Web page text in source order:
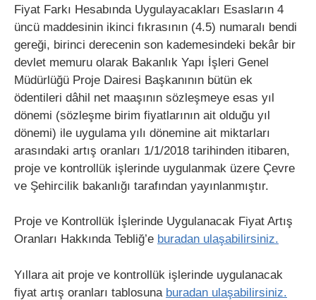
Fiyat Farkı Hesabında Uygulayacakları Esasların 4
üncü maddesinin ikinci fıkrasının (4.5) numaralı bendi
gereği, birinci derecenin son kademesindeki bekâr bir
devlet memuru olarak Bakanlık Yapı İşleri Genel
Müdürlüğü Proje Dairesi Başkanının bütün ek
ödentileri dâhil net maaşının sözleşmeye esas yıl
dönemi (sözleşme birim fiyatlarının ait olduğu yıl
dönemi) ile uygulama yılı dönemine ait miktarları
arasındaki artış oranları 1/1/2018 tarihinden itibaren,
proje ve kontrollük işlerinde uygulanmak üzere Çevre
ve Şehircilik bakanlığı tarafından yayınlanmıştır.
Proje ve Kontrollük İşlerinde Uygulanacak Fiyat Artış
Oranları Hakkında Tebliğ’e buradan ulaşabilirsiniz.
Yıllara ait proje ve kontrollük işlerinde uygulanacak
fiyat artış oranları tablosuna buradan ulaşabilirsiniz.